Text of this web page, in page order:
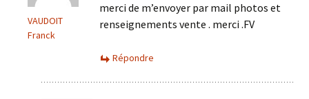
VAUDOIT
Franck
merci de m’envoyer par mail photos et
renseignements vente . merci .FV
Répondre